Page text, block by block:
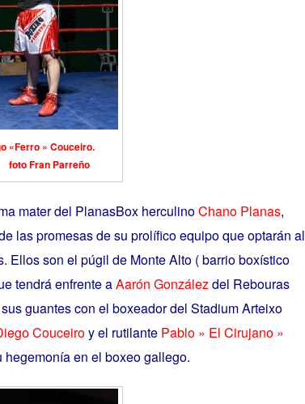
«Ferro » Couceiro.
Fran Parreño
mater del PlanasBox herculinoChano Planas,
las promesas de su prolífico equipo que optarán al
Ellos son el púgil de Monte Alto ( barrio boxístico
tendrá enfrente aAarón Gonzálezdel Rebouras
guantes con el boxeador del Stadium Arteixo
Couceiroy el rutilante Pablo » El Cirujano »
en el boxeo gallego.